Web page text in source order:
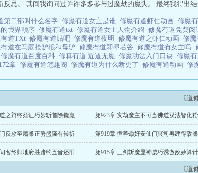
反思。 其间我询问过许许多多参与过魔劫的魔头。 最终我得出
第二部叫什么名字 修魔有道女主是谁 修魔有道虾仁动画 修魔
境界顺序 修魔有道txt 修魔有道女主人物介绍 修魔有道免费阅
道TXt 修魔有道贴吧 修魔有道夜明 修魔有道之虾仁动画 修魔
道在马厩抢驴根和母驴 修魔有道即墨若谷 修魔有道有女主吗
修魔有道百度百科 修真有道 近道无魔 修魔功法入门口诀 修魔
章 修魔有道笔趣阁 修魔有道为什么断更了 修魔有道动画 修
《道
之辩终须证巧妙斩首除镜魔 第923章 灾劫魔主不可当佛道双法皆化粉
反攻至魔巢正势盛隆有转折 第919章 循善锄奸安仙门冥司再建得敌巢
客终归地府胜赌约五音还阳 第915章 三剑斩魔显神威巧诱傲敌妙算计
《道